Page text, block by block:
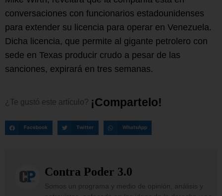
conversaciones con funcionarios estadounidenses
para extender su licencia para operar en Venezuela.
Dicha licencia, que permite al gigante petrolero con
sede en Texas producir crudo a pesar de las
sanciones, expirará en tres semanas.
¿Te gustó este artículo? ¡Compartelo!
Facebook Twitter WhatsApp
Contra Poder 3.0
Somos un programa y medio de opinión, análisis y